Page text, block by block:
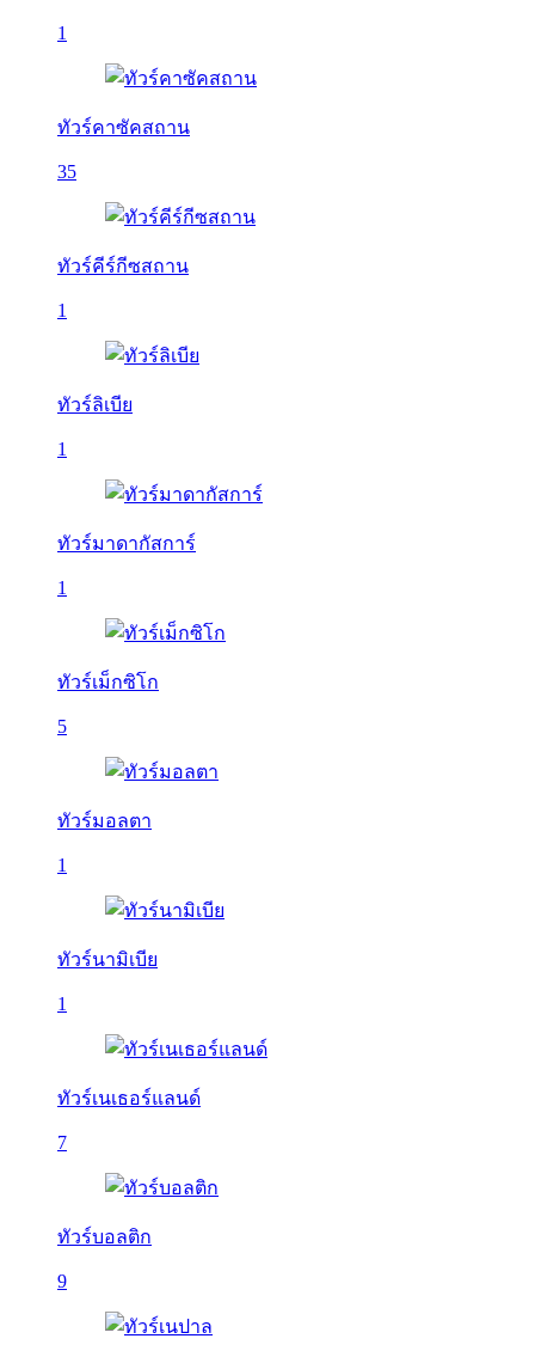
1
ทัวร์คาซัคสถาน
35
ทัวร์คีร์กีซสถาน
1
ทัวร์ลิเบีย
1
ทัวร์มาดากัสการ์
1
ทัวร์เม็กซิโก
5
ทัวร์มอลตา
1
ทัวร์นามิเบีย
1
ทัวร์เนเธอร์แลนด์
7
ทัวร์บอลติก
9